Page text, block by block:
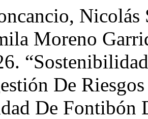
Nicolás
Moreno
De
De Fontibón